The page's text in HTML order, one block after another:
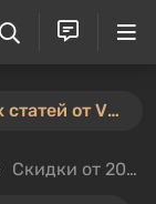
⚡️ Новый конкурс пользовательских статей от VGTimes — участвуйте тут ⚡️
Скидки от 20%